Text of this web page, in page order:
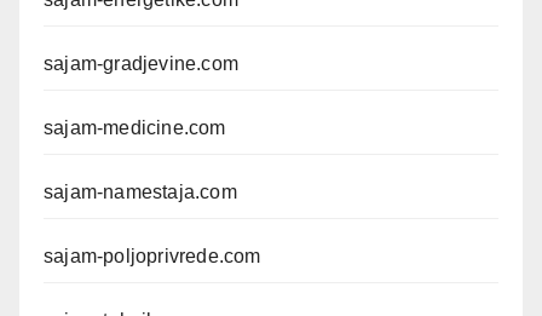
sajam-gradjevine.com
sajam-medicine.com
sajam-namestaja.com
sajam-poljoprivrede.com